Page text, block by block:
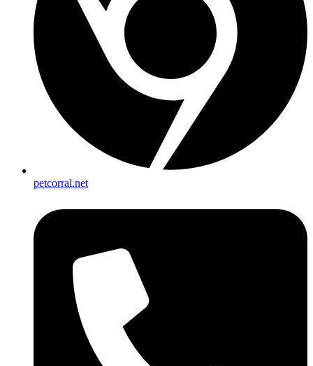
petcorral.net